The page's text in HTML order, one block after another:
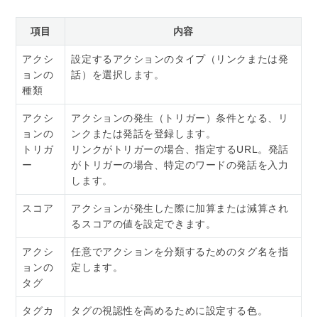
項目 内容
アクシ
ョンの
種類
設定するアクションのタイプ（リンクまたは発
話）を選択します。
アクシ
ョンの
トリガ
ー
アクションの発生（トリガー）条件となる、リ
ンクまたは発話を登録します。
リンクがトリガーの場合、指定するURL。発話
がトリガーの場合、特定のワードの発話を入力
します。
スコア
アクションが発生した際に加算または減算され
るスコアの値を設定できます。
アクシ
ョンの
タグ
任意でアクションを分類するためのタグ名を指
定します。
タグカ
タグの視認性を高めるために設定する色。